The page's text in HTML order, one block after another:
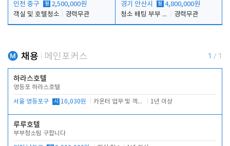
인천 중구 월 2,500,000원
객실 및 호텔청소
경력무관
경기 안산시 월 4,800,000원
청소 배팅 부부 구합니다
경력무관
채용 메인포커스 1 / 1
하라스호텔
영등포 하라스호텔
서울 영등포구 시 10,030원 카운터 업무 및 객실관리(청소상태 확인, 객실판매) 1년 이상
루루호텔
부부청소팀 구합니다